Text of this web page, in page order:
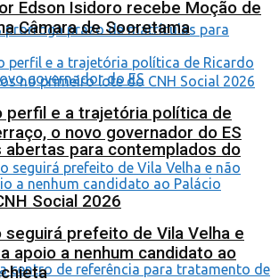
abertas para contemplados do
Social 2026
Edson Isidoro recebe Moção de
Câmara de Sooretama
perfil e a trajetória política de
o novo governador do ES
seguirá prefeito de Vila Velha e
apoio a nenhum candidato ao